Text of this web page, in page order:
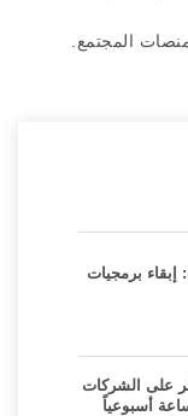
المجتمع.
برمجيات
على الشركات